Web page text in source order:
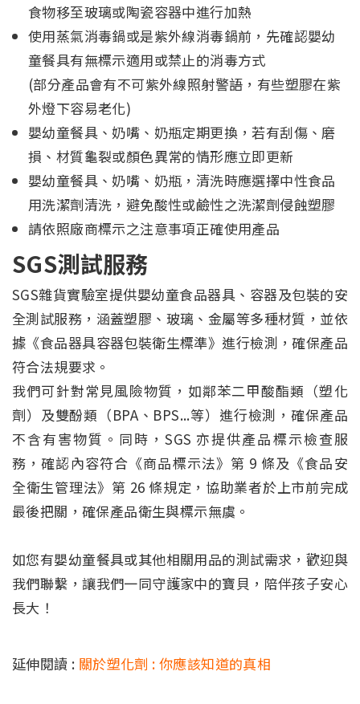
食物移至玻璃或陶瓷容器中進行加熱
使用蒸氣消毒鍋或是紫外線消毒鍋前，先確認嬰幼
童餐具有無標示適用或禁止的消毒方式
(部分產品會有不可紫外線照射警語，有些塑膠在紫
外燈下容易老化)
嬰幼童餐具、奶嘴、奶瓶定期更換，若有刮傷、磨
損、材質龜裂或顏色異常的情形應立即更新
嬰幼童餐具、奶嘴、奶瓶，清洗時應選擇中性食品
用洗潔劑清洗，避免酸性或鹼性之洗潔劑侵蝕塑膠
請依照廠商標示之注意事項正確使用產品
SGS測試服務
SGS雜貨實驗室提供嬰幼童食品器具、容器及包裝的安
全測試服務，涵蓋塑膠、玻璃、金屬等多種材質，並依
據《食品器具容器包裝衛生標準》進行檢測，確保產品
符合法規要求。
我們可針對常見風險物質，如鄰苯二甲酸酯類（塑化
劑）及雙酚類（BPA、BPS...等）進行檢測，確保產品
不含有害物質。同時，SGS 亦提供產品標示檢查服
務，確認內容符合《商品標示法》第 9 條及《食品安
全衛生管理法》第 26 條規定，協助業者於上市前完成
最後把關，確保產品衛生與標示無虞。
如您有嬰幼童餐具或其他相關用品的測試需求，歡迎與
我們聯繫，讓我們一同守護家中的寶貝，陪伴孩子安心
長大！
延伸閱讀 : 關於塑化劑 : 你應該知道的真相